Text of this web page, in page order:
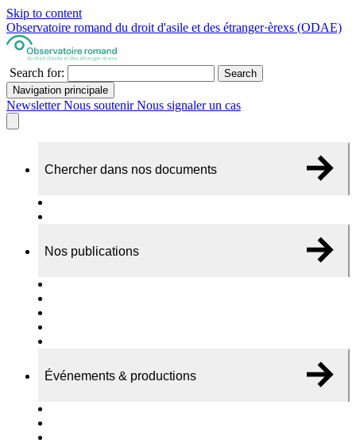
Skip to content
Observatoire romand du droit d'asile et des étranger·èrexs (ODAE)
Search for:
Search
Navigation principale
NewsletterNous soutenirNous signaler un cas
Chercher dans nos documents
Nos publications
Événements & productions